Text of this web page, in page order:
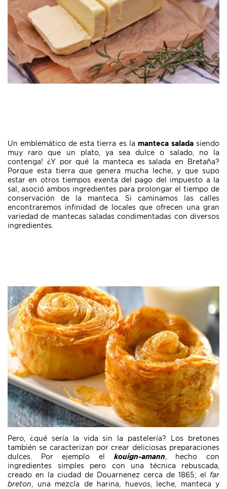
Un emblemático de esta tierra es la manteca saladasiendo
muy raro que un plato, ya sea dulce o salado, no la
contenga! ¿Y por qué la manteca es salada en Bretaña?
Porque esta tierra que genera mucha leche, y que supo
estar en otros tiempos exenta del pago del impuesto a la
sal, asoció ambos ingredientes para prolongar el tiempo de
conservación de la manteca. Si caminamos las calles
encontraremos infinidad de locales que ofrecen una gran
variedad de mantecas saladas condimentadas con diversos
ingredientes.
Pero, ¿qué sería la vida sin la pastelería? Los bretones
también se caracterizan por crear deliciosas preparaciones
dulces. Por ejemplo el kouign-amann, hecho con
ingredientes simples pero con una técnica rebuscada,
creado en la ciudad de Douarnenez cerca de 1865; el far
breton, una mezcla de harina, huevos, leche, manteca y